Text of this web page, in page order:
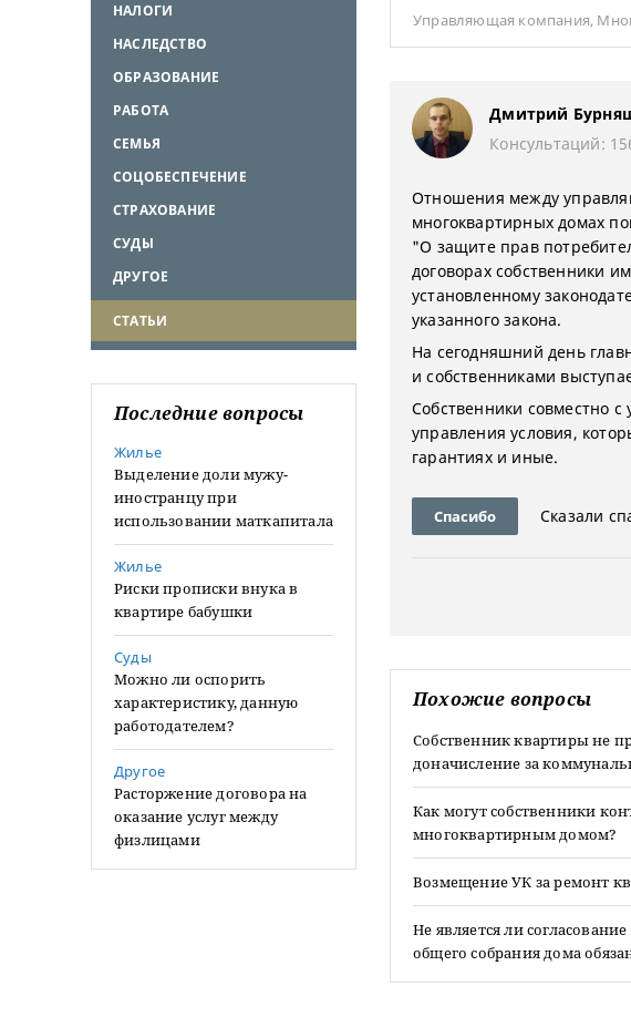
НАЛОГИ
НАСЛЕДСТВО
ОБРАЗОВАНИЕ
РАБОТА
СЕМЬЯ
СОЦОБЕСПЕЧЕНИЕ
СТРАХОВАНИЕ
СУДЫ
ДРУГОЕ
СТАТЬИ
Последние вопросы
Жилье
Выделение доли мужу-
иностранцу при
использовании маткапитала
Жилье
Риски прописки внука в
квартире бабушки
Суды
Можно ли оспорить
характеристику, данную
работодателем?
Другое
Расторжение договора на
оказание услуг между
физлицами
Управляющая компания,
Дмитрий
Консультаций:
Отношения между
многоквартирных домах
"О защите прав
договорах собственники
установленному
указанного закона.
На сегодняшний день
и собственниками
Собственники совместно
управления условия,
гарантиях и иные.
Спасибо Сказали
Похожие вопросы
Собственник квартиры не
доначисление за
Как могут собственники
многоквартирным домом?
Возмещение УК за ремонт
Не является ли
общего собрания дома